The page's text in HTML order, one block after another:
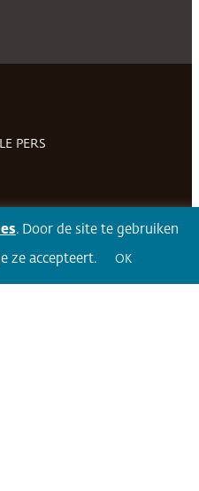
PERS
Volg 360Facebook LinkedIn Twitter
. Door de site te gebruiken
ze accepteert. OK